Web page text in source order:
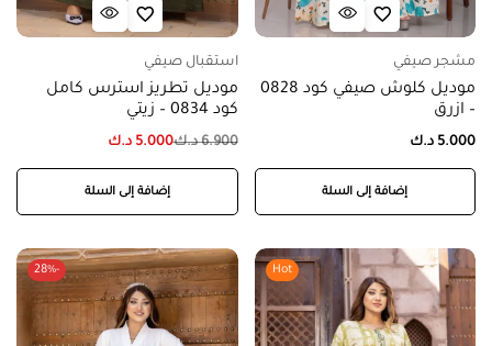
مشجر صيفي
موديل كلوش صيفي كود 0828
– ازرق
5.000 د.ك
إضافة إلى السلة
استقبال صيفي
موديل تطريز استرس كامل
كود 0834 – زيتي
6.900 د.ك5.000 د.ك
إضافة إلى السلة
Hot
-28%